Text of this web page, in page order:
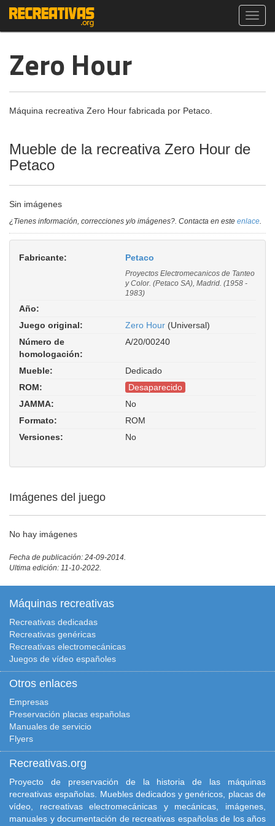
Zero Hour
Máquina recreativa Zero Hour fabricada por Petaco.
Mueble de la recreativa Zero Hour de
Petaco
Sin imágenes
¿Tienes información, correcciones y/o imágenes?. Contacta en este enlace.
Fabricante: Petaco
Proyectos Electromecanicos de Tanteo
y Color. (Petaco SA), Madrid. (1958 -
1983)
Año:
Juego original:
Zero Hour (Universal)
Número de
homologación:
A/20/00240
Mueble:
Dedicado
ROM:
Desaparecido
JAMMA:
No
Formato:
ROM
Versiones:
No
Imágenes del juego
No hay imágenes
Fecha de publicación: 24-09-2014.
Ultima edición: 11-10-2022.
Máquinas recreativas
Recreativas dedicadas
Recreativas genéricas
Recreativas electromecánicas
Juegos de vídeo españoles
Otros enlaces
Empresas
Preservación placas españolas
Manuales de servicio
Flyers
Recreativas.org
Proyecto de preservación de la historia de las máquinas
recreativas españolas. Muebles dedicados y genéricos, placas de
vídeo, recreativas electromecánicas y mecánicas, imágenes,
manuales y documentación de recreativas españolas de los años